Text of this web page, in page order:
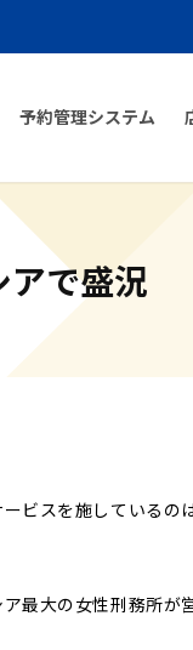
予約管理システム
アで盛況
ビスを施しているの
最大の女性刑務所が